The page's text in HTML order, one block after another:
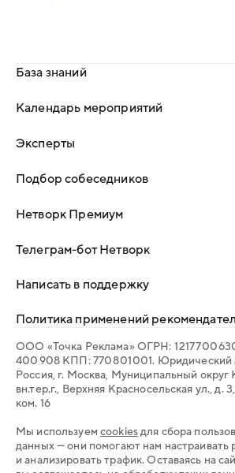
База знаний
Календарь мероприятий
Эксперты
Подбор собеседников
Нетворк Премиум
Телеграм-бот Нетворк
Написать в поддержку
Политика применений
ООО «Точка Реклама» ОГРН: 1 217 700
400 908 КПП: 770 801 001. Юридический
Россия, г. Москва, Муниципальный округ
вн.тер.г., Верхняя Красносельская ул., д.
ком. 16
Мы используем cookiesдля сбора
данных — они помогают нам настраивать
и анализировать трафик. Оставаясь на